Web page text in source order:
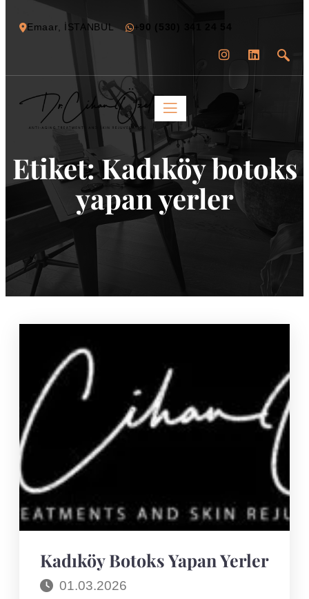
Emaar, İSTANBUL +90 (530) 341 24 54
Etiket:Kadıköy botoks
yapan yerler
Kadıköy Botoks Yapan Yerler
01.03.2026